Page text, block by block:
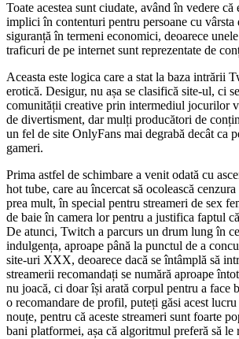
Toate acestea sunt ciudate, având în vedere că
implici în contenturi pentru persoane cu vârsta
siguranță în termeni economici, deoarece
traficuri de pe internet sunt reprezentate de
Aceasta este logica care a stat la baza intrării
erotică. Desigur, nu așa se clasifică site-ul, ci
comunității creative prin intermediul jocurilor
de divertisment, dar mulți producători de
un fel de site OnlyFans mai degrabă decât ca
gameri.
Prima astfel de schimbare a venit odată cu
hot tube, care au încercat să ocolească
prea mult, în special pentru streameri de sex
de baie în camera lor pentru a justifica faptul
De atunci, Twitch a parcurs un drum lung în
indulgența, aproape până la punctul de a
site-uri XXX, deoarece dacă se întâmplă să
streamerii recomandați se numără aproape
nu joacă, ci doar își arată corpul pentru a face
o recomandare de profil, puteți găsi acest
nouțe, pentru că aceste streameri sunt foarte
bani platformei, așa că algoritmul preferă să le